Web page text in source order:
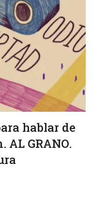
hablar de
AL GRANO.